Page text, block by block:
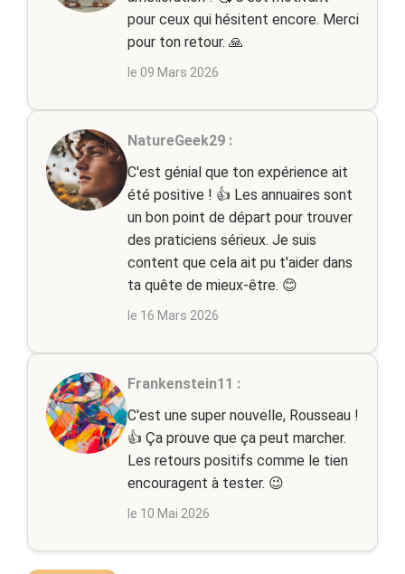
pour ceux qui hésitent encore. Merci
pour ton retour. 🙏
le 09 Mars 2026
NatureGeek29 :
C'est génial que ton expérience ait
été positive ! 👍 Les annuaires sont
un bon point de départ pour trouver
des praticiens sérieux. Je suis
content que cela ait pu t'aider dans
ta quête de mieux-être. 😊
le 16 Mars 2026
Frankenstein11 :
C'est une super nouvelle, Rousseau !
👍 Ça prouve que ça peut marcher.
Les retours positifs comme le tien
encouragent à tester. 😉
le 10 Mai 2026